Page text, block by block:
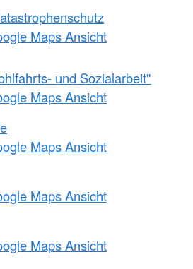
Maps Ansicht
und Sozialarbeit"
Maps Ansicht
Maps Ansicht
Maps Ansicht
Maps Ansicht